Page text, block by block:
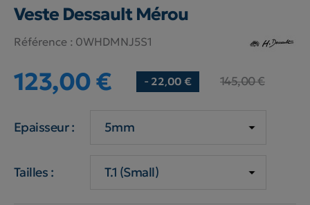
Veste Dessault Mérou
Référence : 0WHDMNJ5S1
123,00 € - 22,00 € 145,00 €
Epaisseur :
Tailles :